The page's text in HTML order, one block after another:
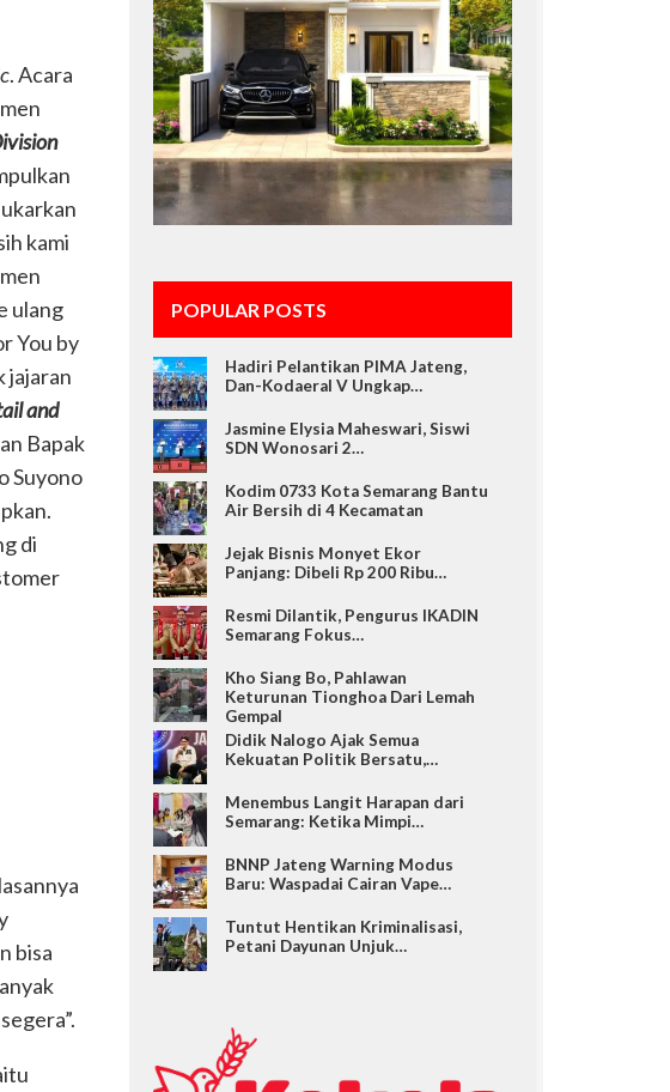
. Acara
kami
ulang
You by
jajaran
and
Bapak
Suyono
di
bisa
POPULAR POSTS
Hadiri Pelantikan PIMA Jateng,
Dan-Kodaeral V Ungkap…
Jasmine Elysia Maheswari, Siswi
SDN Wonosari 2…
Kodim 0733 Kota Semarang Bantu
Air Bersih di 4 Kecamatan
Jejak Bisnis Monyet Ekor
Panjang: Dibeli Rp 200 Ribu…
Resmi Dilantik, Pengurus IKADIN
Semarang Fokus…
Kho Siang Bo, Pahlawan
Keturunan Tionghoa Dari Lemah
Gempal
Didik Nalogo Ajak Semua
Kekuatan Politik Bersatu,…
Menembus Langit Harapan dari
Semarang: Ketika Mimpi…
BNNP Jateng Warning Modus
Baru: Waspadai Cairan Vape…
Tuntut Hentikan Kriminalisasi,
Petani Dayunan Unjuk…